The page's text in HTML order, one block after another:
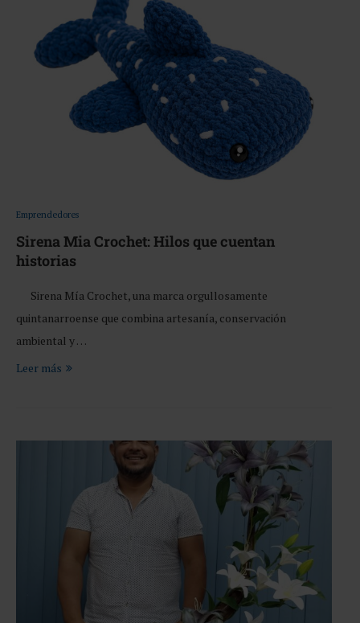
Emprendedores
Sirena Mia Crochet: Hilos que cuentan
historias
Sirena Mía Crochet, una marca orgullosamente
quintanarroense que combina artesanía, conservación
ambiental y …
Leer más